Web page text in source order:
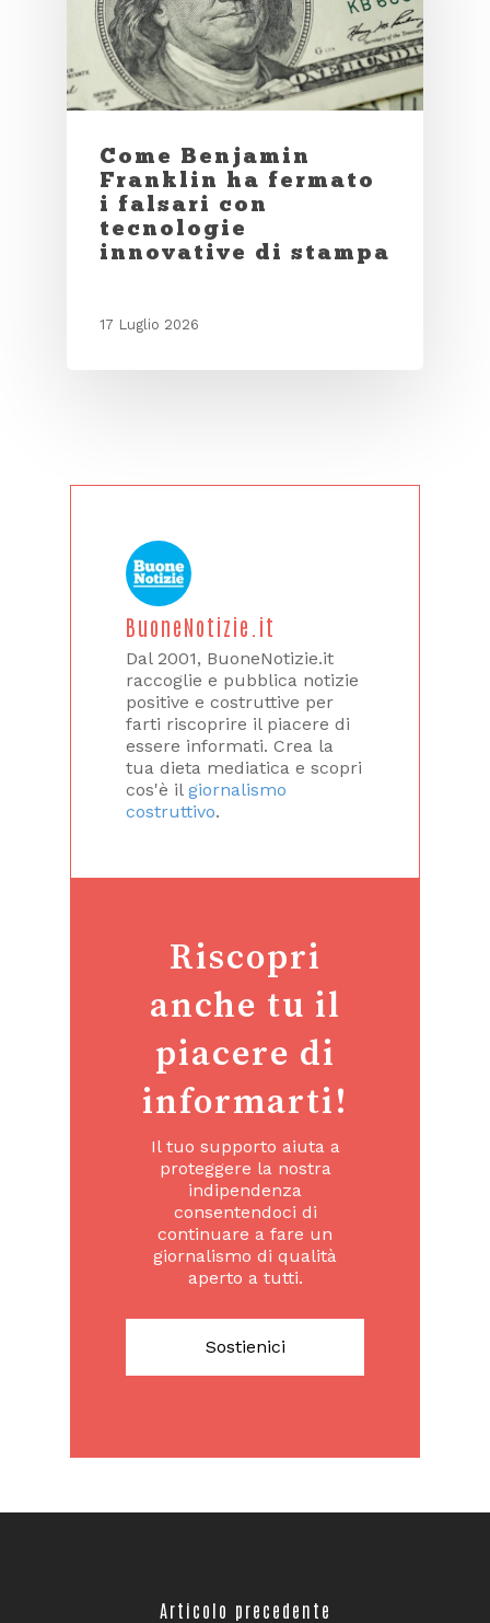
Come Benjamin
Franklin ha fermato
i falsari con
tecnologie
innovative di stampa
17 Luglio 2026
BuoneNotizie.it
Dal 2001, BuoneNotizie.it
raccoglie e pubblica notizie
positive e costruttive per
farti riscoprire il piacere di
essere informati. Crea la
tua dieta mediatica e scopri
cos'è il giornalismo
costruttivo.
Riscopri
anche tu il
piacere di
informarti!
Il tuo supporto aiuta a
proteggere la nostra
indipendenza
consentendoci di
continuare a fare un
giornalismo di qualità
aperto a tutti.
Sostienici
Articolo precedente